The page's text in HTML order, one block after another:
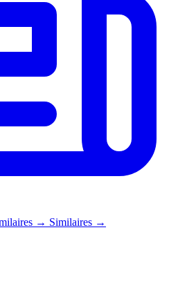
→ Similaires →